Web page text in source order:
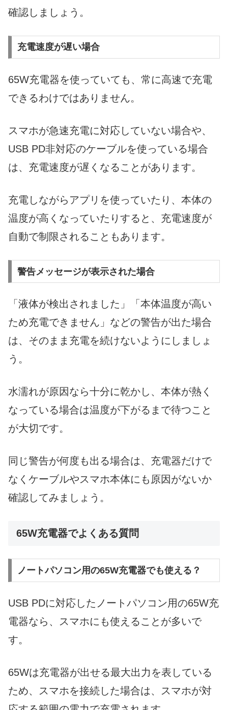
確認しましょう。
充電速度が遅い場合
65W充電器を使っていても、常に高速で充電
できるわけではありません。
スマホが急速充電に対応していない場合や、
USB PD非対応のケーブルを使っている場合
は、充電速度が遅くなることがあります。
充電しながらアプリを使っていたり、本体の
温度が高くなっていたりすると、充電速度が
自動で制限されることもあります。
警告メッセージが表示された場合
「液体が検出されました」「本体温度が高い
ため充電できません」などの警告が出た場合
は、そのまま充電を続けないようにしましょ
う。
水濡れが原因なら十分に乾かし、本体が熱く
なっている場合は温度が下がるまで待つこと
が大切です。
同じ警告が何度も出る場合は、充電器だけで
なくケーブルやスマホ本体にも原因がないか
確認してみましょう。
65W充電器でよくある質問
ノートパソコン用の65W充電器でも使える？
USB PDに対応したノートパソコン用の65W充
電器なら、スマホにも使えることが多いで
す。
65Wは充電器が出せる最大出力を表している
ため、スマホを接続した場合は、スマホが対